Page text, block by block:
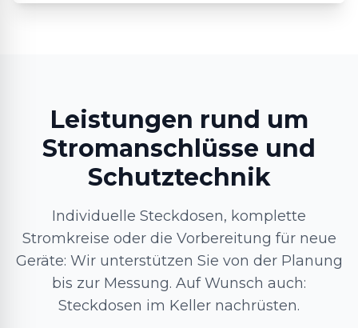
Leistungen rund um
Stromanschlüsse und
Schutztechnik
Individuelle Steckdosen, komplette
Stromkreise oder die Vorbereitung für neue
Geräte: Wir unterstützen Sie von der Planung
bis zur Messung. Auf Wunsch auch:
Steckdosen im Keller nachrüsten.